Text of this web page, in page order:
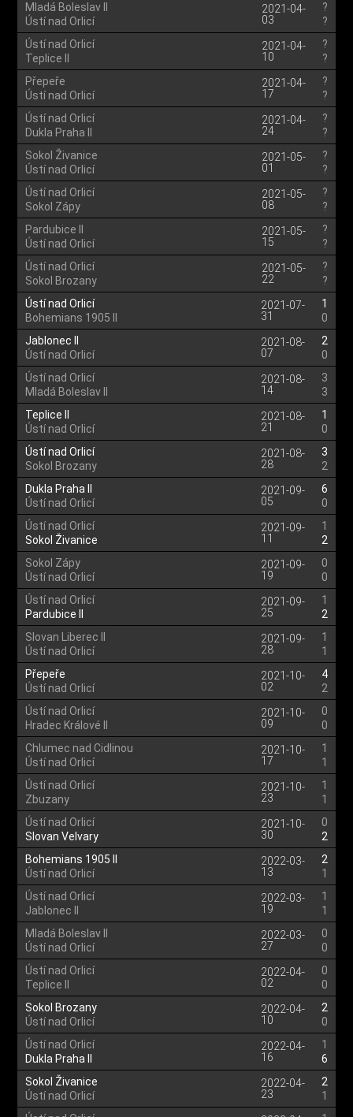
Mladá Boleslav II
Ústí nad Orlicí
2021-04-
03
?
?
Ústí nad Orlicí
Teplice II
2021-04-
10
?
?
Přepeře
Ústí nad Orlicí
2021-04-
17
?
?
Ústí nad Orlicí
Dukla Praha II
2021-04-
24
?
?
Sokol Živanice
Ústí nad Orlicí
2021-05-
01
?
?
Ústí nad Orlicí
Sokol Zápy
2021-05-
08
?
?
Pardubice II
Ústí nad Orlicí
2021-05-
15
?
?
Ústí nad Orlicí
Sokol Brozany
2021-05-
22
?
?
Ústí nad Orlicí
Bohemians 1905 II
2021-07-
31
1
0
Jablonec II
Ústí nad Orlicí
2021-08-
07
2
0
Ústí nad Orlicí
Mladá Boleslav II
2021-08-
14
3
3
Teplice II
Ústí nad Orlicí
2021-08-
21
1
0
Ústí nad Orlicí
Sokol Brozany
2021-08-
28
3
2
Dukla Praha II
Ústí nad Orlicí
2021-09-
05
6
0
Ústí nad Orlicí
Sokol Živanice
2021-09-
11
1
2
Sokol Zápy
Ústí nad Orlicí
2021-09-
19
0
0
Ústí nad Orlicí
Pardubice II
2021-09-
25
1
2
Slovan Liberec II
Ústí nad Orlicí
2021-09-
28
1
1
Přepeře
Ústí nad Orlicí
2021-10-
02
4
2
Ústí nad Orlicí
Hradec Králové II
2021-10-
09
0
0
Chlumec nad Cidlinou
Ústí nad Orlicí
2021-10-
17
1
1
Ústí nad Orlicí
Zbuzany
2021-10-
23
1
1
Ústí nad Orlicí
Slovan Velvary
2021-10-
30
0
2
Bohemians 1905 II
Ústí nad Orlicí
2022-03-
13
2
1
Ústí nad Orlicí
Jablonec II
2022-03-
19
1
1
Mladá Boleslav II
Ústí nad Orlicí
2022-03-
27
0
0
Ústí nad Orlicí
Teplice II
2022-04-
02
0
0
Sokol Brozany
Ústí nad Orlicí
2022-04-
10
2
0
Ústí nad Orlicí
Dukla Praha II
2022-04-
16
1
6
Sokol Živanice
Ústí nad Orlicí
2022-04-
23
2
1